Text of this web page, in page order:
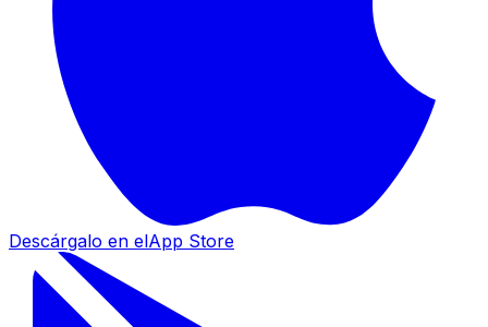
Descárgalo en elApp Store